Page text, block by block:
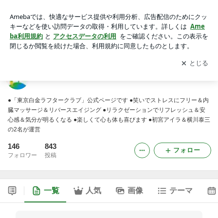
アプリをダウンロードして ブログの更新通知
を受け取りまし
ょう。
開く
●「東京白金ラフタークラブ」公式ページです ●笑いでストレスにフリー＆内
臓マッサージ＆リバースエイジング ●リラクゼーションでリフレッシュ＆安
心感＆気分が明るくなる ●楽しくて心も体も喜びます ●初宮アイラ＆横川泰三
の2名が運営
146
フォロワー
843
投稿
フォロー
一覧 人気 画像 テーマ